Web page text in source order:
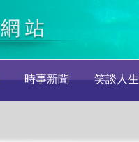
時事新聞 笑談人生